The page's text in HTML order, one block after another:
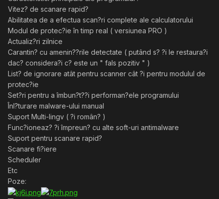
Vitez? de scanare rapid?
Abilitatea de a efectua scan?ri complete ale calculatorului
Modul de protec?ie în timp real ( versiunea PRO )
Actualiz?ri zilnice
Carantin? cu amenin??rile detectate ( putând s? ?i le restaura?i
dac? considera?i c? este un " fals pozitiv " )
List? de ignorare atât pentru scanner cât ?i pentru modulul de
protec?ie
Set?ri pentru a îmbun?t??i performan?ele programului
Înl?turare malware-ului manual
Suport Multi-lingv ( ?i român? )
Func?ioneaz? ?i împreun? cu alte soft-uri antimalware
Suport pentru scanare rapid?
Scanare fi?iere
Scheduler
Etc
Poze: